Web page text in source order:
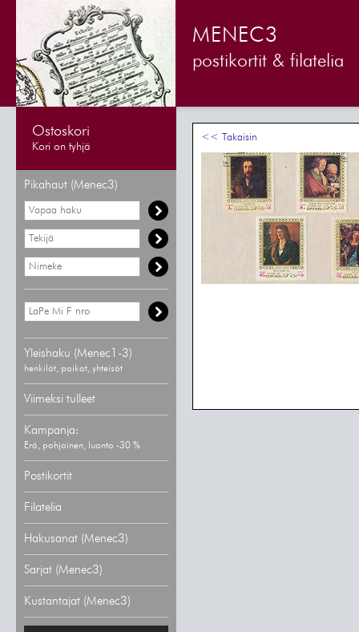
MENEC3
postikortit & filatelia
Ostoskori
Kori on tyhjä
Pikahaut (Menec3)
Yleishaku (Menec1-3)
henkilöt, paikat, yhteisöt
Viimeksi tulleet
Kampanja:
Erä, pohjoinen, luonto -30 %
Postikortit
Filatelia
Hakusanat (Menec3)
Sarjat (Menec3)
Kustantajat (Menec3)
<< Takaisin